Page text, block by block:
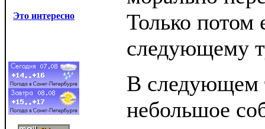
Это интересно
Только потом
следующему
В следующем
небольшое